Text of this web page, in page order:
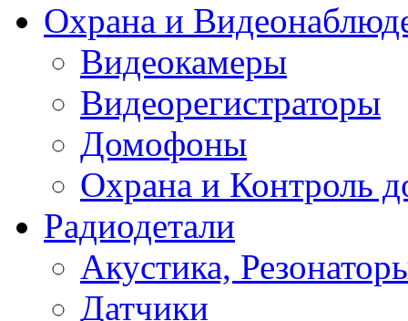
Охрана и
Видеокамеры
Видеорегистраторы
Домофоны
Охрана и Контроль
Радиодетали
Акустика,
Датчики